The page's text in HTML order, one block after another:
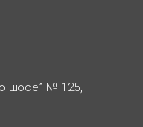
шосе” № 125,